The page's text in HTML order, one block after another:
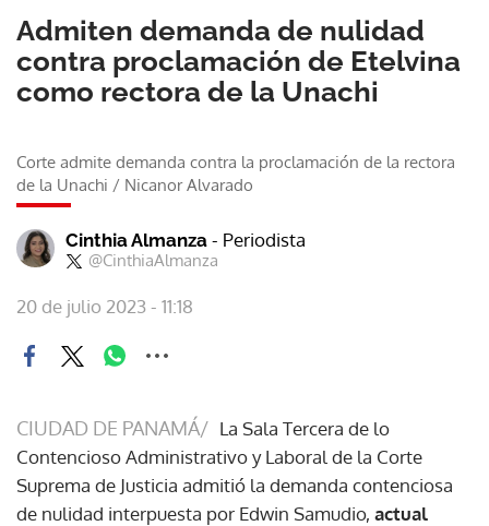
Admiten demanda de nulidad
contra proclamación de Etelvina
como rectora de la Unachi
Corte admite demanda contra la proclamación de la rectora
de la Unachi / Nicanor Alvarado
Cinthia Almanza - Periodista
@CinthiaAlmanza
20 de julio 2023 - 11:18
CIUDAD DE PANAMÁ/ La Sala Tercera de lo
Contencioso Administrativo y Laboral de la Corte
Suprema de Justicia admitió la demanda contenciosa
de nulidad interpuesta por Edwin Samudio, actual